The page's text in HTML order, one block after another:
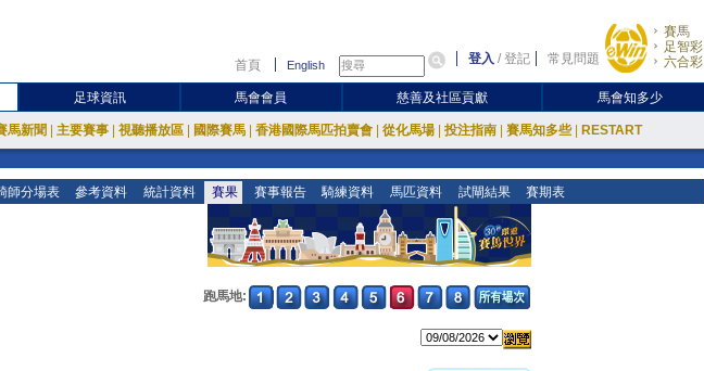
首頁 English 登入 /登記 常見問題
賽馬
足智彩
六合彩
足球資訊 馬會會員 慈善及社區貢獻 馬會知多少
馬新聞 主要賽事 視聽播放區 國際賽馬 香港國際馬匹拍賣會 從化馬場 投注指南 賽馬知多些 RESTART
師分場表 參考資料 統計資料 賽果 賽事報告 騎練資料 馬匹資料 試閘結果 賽期表
跑馬地: